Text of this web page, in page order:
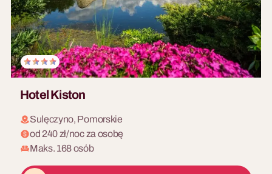
Hotel Kiston
Sulęczyno, Pomorskie
od 240 zł/noc za osobę
Maks. 168 osób